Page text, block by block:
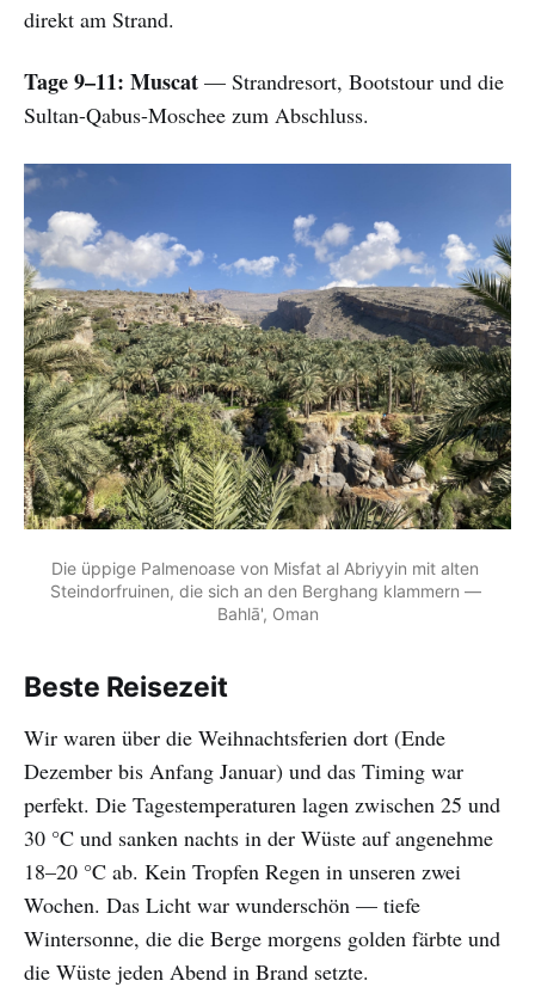
direkt am Strand.
Tage 9–11: Muscat — Strandresort, Bootstour und die
Sultan-Qabus-Moschee zum Abschluss.
Die üppige Palmenoase von Misfat al Abriyyin mit alten
Steindorfruinen, die sich an den Berghang klammern —
Bahlā', Oman
Beste Reisezeit
Wir waren über die Weihnachtsferien dort (Ende
Dezember bis Anfang Januar) und das Timing war
perfekt. Die Tagestemperaturen lagen zwischen 25 und
30 °C und sanken nachts in der Wüste auf angenehme
18–20 °C ab. Kein Tropfen Regen in unseren zwei
Wochen. Das Licht war wunderschön — tiefe
Wintersonne, die die Berge morgens golden färbte und
die Wüste jeden Abend in Brand setzte.